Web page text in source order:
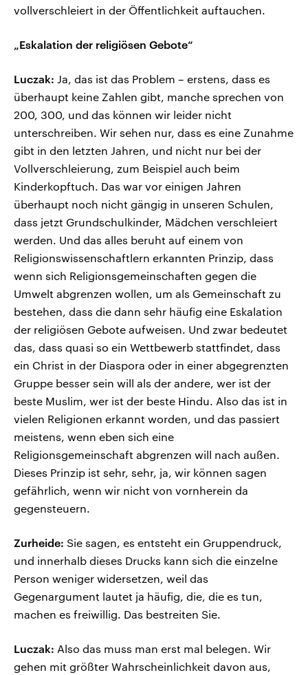
vollverschleiert in der Öffentlichkeit auftauchen.
„Eskalation der religiösen Gebote“
Luczak: Ja, das ist das Problem – erstens, dass es
überhaupt keine Zahlen gibt, manche sprechen von
200, 300, und das können wir leider nicht
unterschreiben. Wir sehen nur, dass es eine Zunahme
gibt in den letzten Jahren, und nicht nur bei der
Vollverschleierung, zum Beispiel auch beim
Kinderkopftuch. Das war vor einigen Jahren
überhaupt noch nicht gängig in unseren Schulen,
dass jetzt Grundschulkinder, Mädchen verschleiert
werden. Und das alles beruht auf einem von
Religionswissenschaftlern erkannten Prinzip, dass
wenn sich Religionsgemeinschaften gegen die
Umwelt abgrenzen wollen, um als Gemeinschaft zu
bestehen, dass die dann sehr häufig eine Eskalation
der religiösen Gebote aufweisen. Und zwar bedeutet
das, dass quasi so ein Wettbewerb stattfindet, dass
ein Christ in der Diaspora oder in einer abgegrenzten
Gruppe besser sein will als der andere, wer ist der
beste Muslim, wer ist der beste Hindu. Also das ist in
vielen Religionen erkannt worden, und das passiert
meistens, wenn eben sich eine
Religionsgemeinschaft abgrenzen will nach außen.
Dieses Prinzip ist sehr, sehr, ja, wir können sagen
gefährlich, wenn wir nicht von vornherein da
gegensteuern.
Zurheide: Sie sagen, es entsteht ein Gruppendruck,
und innerhalb dieses Drucks kann sich die einzelne
Person weniger widersetzen, weil das
Gegenargument lautet ja häufig, die, die es tun,
machen es freiwillig. Das bestreiten Sie.
Luczak: Also das muss man erst mal belegen. Wir
gehen mit größter Wahrscheinlichkeit davon aus,